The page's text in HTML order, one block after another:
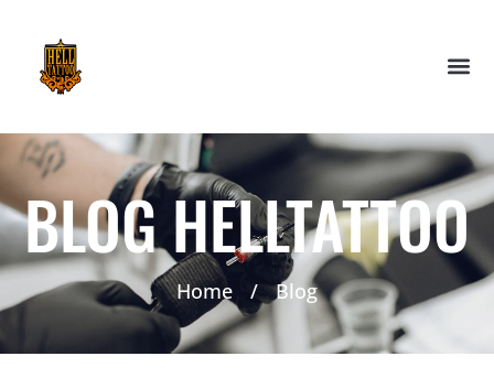
BLOG HELLTATTOO
Home / Blog